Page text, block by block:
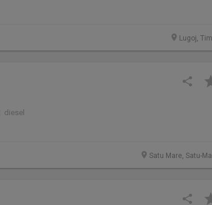
Lugoj,
diesel
Satu Mare, Satu-